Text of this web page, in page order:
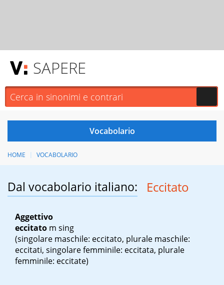
SAPERE
HOME VOCABOLARIO
Dal vocabolario italiano: Eccitato
Aggettivo
eccitato m sing
(singolare maschile: eccitato, plurale maschile:
eccitati, singolare femminile: eccitata, plurale
femminile: eccitate)